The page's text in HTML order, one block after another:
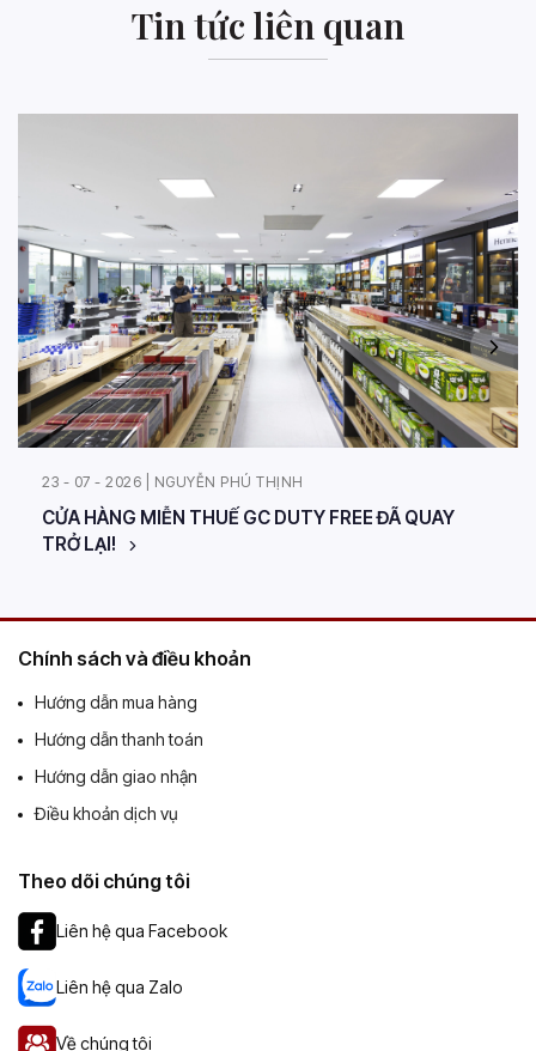
Tin tức liên quan
23 - 07 - 2026 | NGUYỄN PHÚ THỊNH
CỬA HÀNG MIỄN THUẾ GC DUTY FREE ĐÃ QUAY
TRỞ LẠI!
Chính sách và điều khoản
Hướng dẫn mua hàng
Hướng dẫn thanh toán
Hướng dẫn giao nhận
Điều khoản dịch vụ
Theo dõi chúng tôi
Liên hệ qua Facebook
Liên hệ qua Zalo
Về chúng tôi